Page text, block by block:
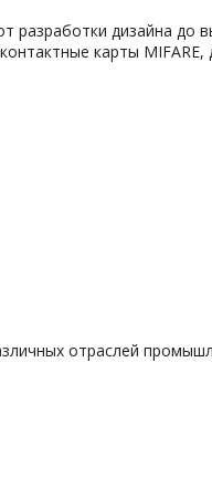
разработки дизайна до
карты MIFARE,
отраслей